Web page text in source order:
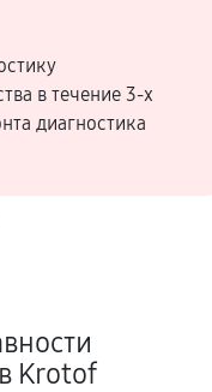
в течение 3-х
диагностика
Krotof